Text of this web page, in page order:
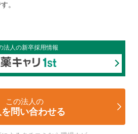
。
法人の新卒採用情報
この法人の
問い合わせる